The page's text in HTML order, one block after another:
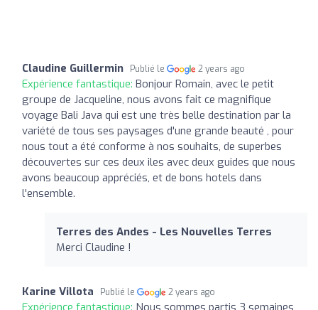
Claudine Guillermin Publié le 2 years ago
Expérience fantastique: Bonjour Romain, avec le petit
groupe de Jacqueline, nous avons fait ce magnifique
voyage Bali Java qui est une très belle destination par la
variété de tous ses paysages d'une grande beauté , pour
nous tout a été conforme à nos souhaits, de superbes
découvertes sur ces deux iles avec deux guides que nous
avons beaucoup appréciés, et de bons hotels dans
l'ensemble.
Terres des Andes - Les Nouvelles Terres
Merci Claudine !
Karine Villota Publié le 2 years ago
Expérience fantastique: Nous sommes partis 3 semaines